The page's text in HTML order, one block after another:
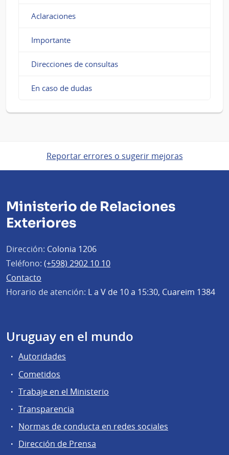
Aclaraciones
Importante
Direcciones de consultas
En caso de dudas
Reportar errores o sugerir mejoras
Ministerio de Relaciones
Exteriores
Dirección: Colonia 1206
Teléfono: (+598) 2902 10 10
Contacto
Horario de atención: L a V de 10 a 15:30, Cuareim 1384
Uruguay en el mundo
Autoridades
Cometidos
Trabaje en el Ministerio
Transparencia
Normas de conducta en redes sociales
Dirección de Prensa